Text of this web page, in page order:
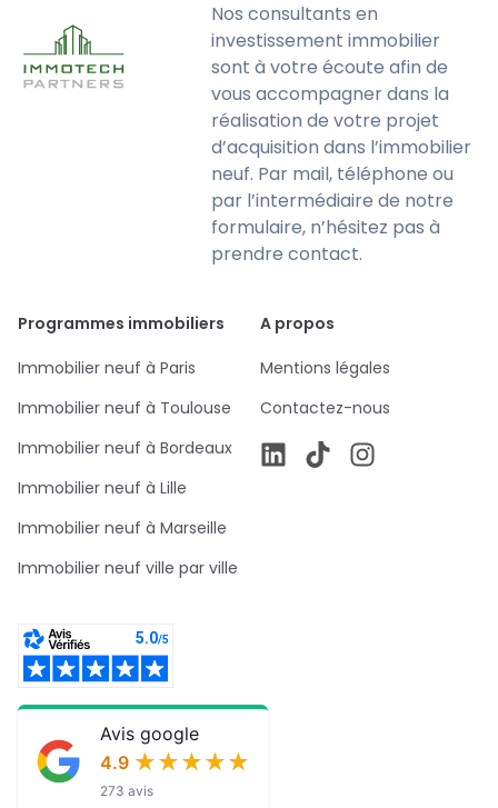
Nos consultants en
investissement immobilier
sont à votre écoute afin de
vous accompagner dans la
réalisation de votre projet
d’acquisition dans l’immobilier
neuf. Par mail, téléphone ou
par l’intermédiaire de notre
formulaire, n’hésitez pas à
prendre contact.
Programmes immobiliers
Immobilier neuf à Paris
Immobilier neuf à Toulouse
Immobilier neuf à Bordeaux
Immobilier neuf à Lille
Immobilier neuf à Marseille
Immobilier neuf ville par ville
A propos
Mentions légales
Contactez-nous
Avis google
4.9 ★★★★★
★★★★★
273 avis